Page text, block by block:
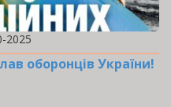
2025
оборонців України!